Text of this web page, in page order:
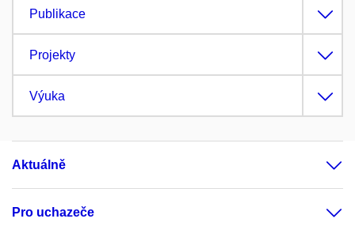
Publikace
Projekty
Výuka
Aktuálně
Pro uchazeče